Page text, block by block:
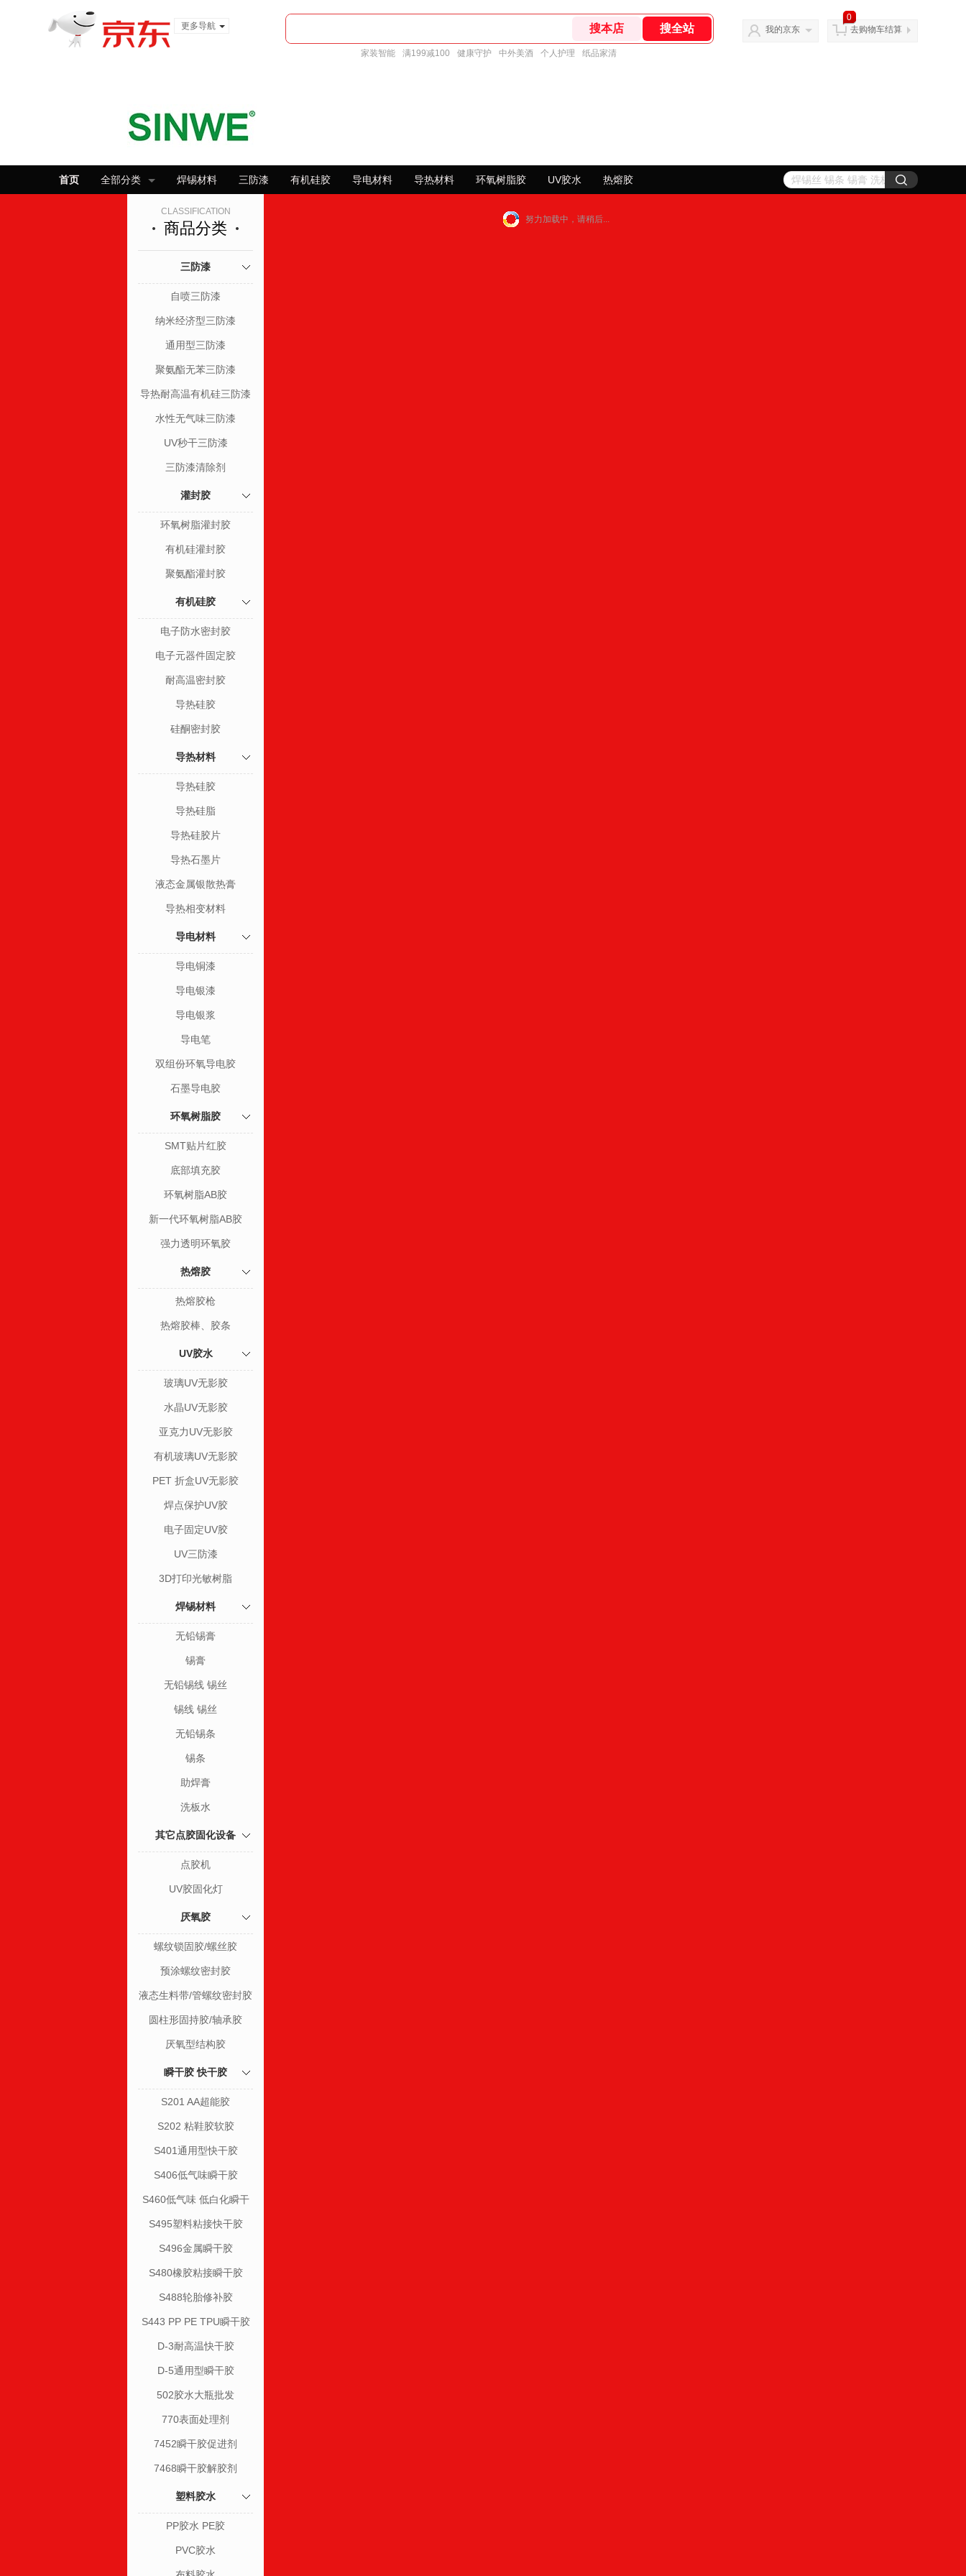
更多导航
家装智能 满199减100 健康守护 中外美酒 个人护理 纸品家清
我的京东
0
去购物车结算
首页 全部分类 焊锡材料 三防漆 有机硅胶 导电材料 导热材料 环氧树脂胶 UV胶水 热熔胶
CLASSIFICATION
商品分类
三防漆
自喷三防漆
纳米经济型三防漆
通用型三防漆
聚氨酯无苯三防漆
导热耐高温有机硅三防漆
水性无气味三防漆
UV秒干三防漆
三防漆清除剂
灌封胶
环氧树脂灌封胶
有机硅灌封胶
聚氨酯灌封胶
有机硅胶
电子防水密封胶
电子元器件固定胶
耐高温密封胶
导热硅胶
硅酮密封胶
导热材料
导热硅胶
导热硅脂
导热硅胶片
导热石墨片
液态金属银散热膏
导热相变材料
导电材料
导电铜漆
导电银漆
导电银浆
导电笔
双组份环氧导电胶
石墨导电胶
环氧树脂胶
SMT贴片红胶
底部填充胶
环氧树脂AB胶
新一代环氧树脂AB胶
强力透明环氧胶
热熔胶
热熔胶枪
热熔胶棒、胶条
UV胶水
玻璃UV无影胶
水晶UV无影胶
亚克力UV无影胶
有机玻璃UV无影胶
PET 折盒UV无影胶
焊点保护UV胶
电子固定UV胶
UV三防漆
3D打印光敏树脂
焊锡材料
无铅锡膏
锡膏
无铅锡线 锡丝
锡线 锡丝
无铅锡条
锡条
助焊膏
洗板水
其它点胶固化设备
点胶机
UV胶固化灯
厌氧胶
螺纹锁固胶/螺丝胶
预涂螺纹密封胶
液态生料带/管螺纹密封胶
圆柱形固持胶/轴承胶
厌氧型结构胶
瞬干胶 快干胶
S201 AA超能胶
S202 粘鞋胶软胶
S401通用型快干胶
S406低气味瞬干胶
S460低气味 低白化瞬干
胶
S495塑料粘接快干胶
S496金属瞬干胶
S480橡胶粘接瞬干胶
S488轮胎修补胶
S443 PP PE TPU瞬干胶
D-3耐高温快干胶
D-5通用型瞬干胶
502胶水大瓶批发
770表面处理剂
7452瞬干胶促进剂
7468瞬干胶解胶剂
塑料胶水
PP胶水 PE胶
PVC胶水
努力加载中，请稍后...